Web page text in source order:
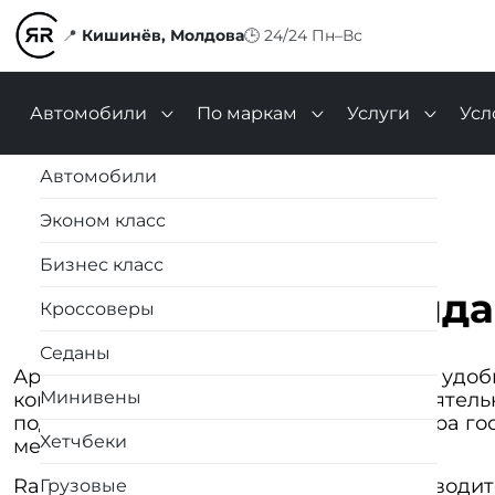
📍 Кишинёв, Молдова🕒 24/24 Пн–Вс
Автомобили По маркам Услуги
Автомобили
Эконом класс
Бизнес класс
Кроссоверы
Седаны
Минивены
Хетчбеки
Грузовые
Аренда авто с водителем в Кишиневе —
комфортом, без необходимости
подходит для деловых поездок, трансфера
междугородних маршрутов.
RapidRentCar предлагает автомобили с